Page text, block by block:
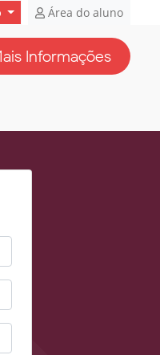
Área do aluno
Informações